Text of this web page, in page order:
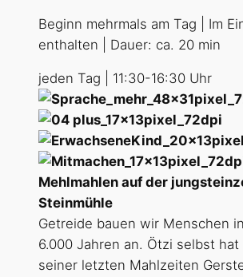
Beginn mehrmals am Tag | Im
enthalten | Dauer: ca. 20 min
jeden Tag | 11:30-16:30 Uhr
Mehlmahlen auf der
Steinmühle
Getreide bauen wir Menschen
6.000 Jahren an. Ötzi selbst
seiner letzten Mahlzeiten